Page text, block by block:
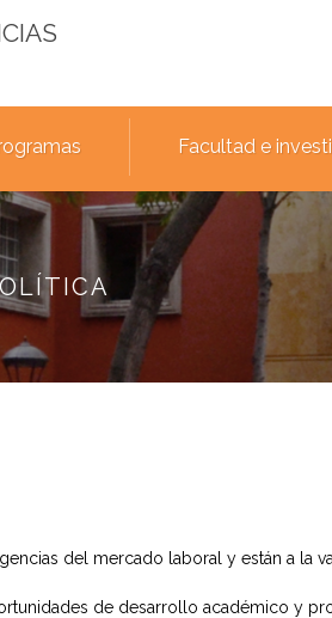
Facultad e
del mercado laboral y están a la
de desarrollo académico y